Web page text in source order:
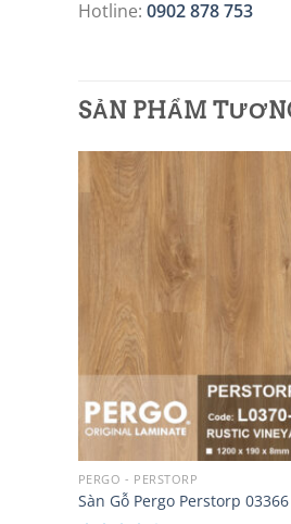
Hotline: 0902 878 753
SẢN PHẨM
PERGO - PERSTORP
Sàn Gỗ Pergo Perstorp 03366